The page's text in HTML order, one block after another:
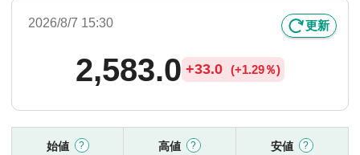
2026/8/7 15:30 更新
2,583.0 +33.0 (+1.29％)
始値 高値 安値